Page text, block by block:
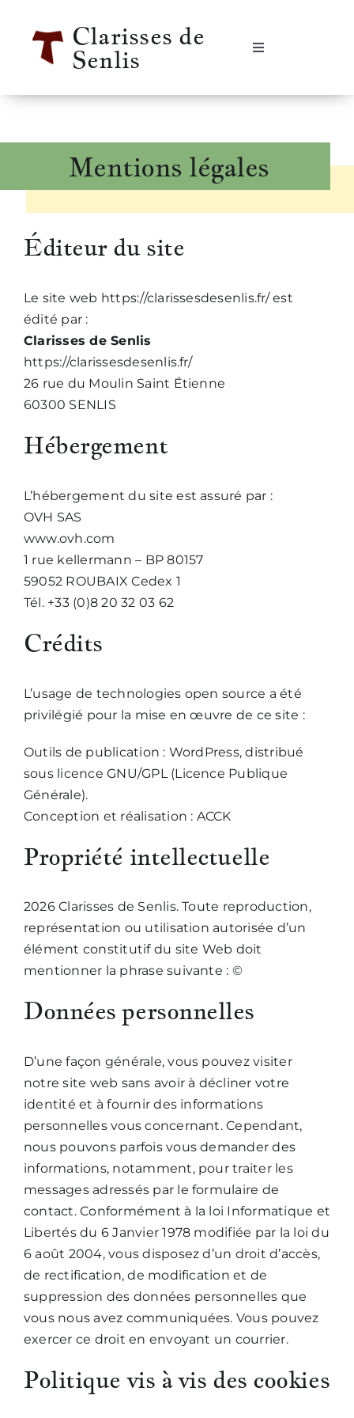
contenu
Clarisses de
Senlis
Navigation
Se rencontrer
Qui sommes-nous ?
Notre vie
Notre histoire
Informations pratiques
Nous écrire
Mentions légales
Éditeur du site
Le site web https://clarissesdesenlis.fr/ est
édité par :
Clarisses de Senlis
https://clarissesdesenlis.fr/
26 rue du Moulin Saint Étienne
60300 SENLIS
Hébergement
L’hébergement du site est assuré par :
OVH SAS
www.ovh.com
1 rue kellermann – BP 80157
59052 ROUBAIX Cedex 1
Tél. +33 (0)8 20 32 03 62
Crédits
L’usage de technologies open source a été
privilégié pour la mise en œuvre de ce site :
Outils de publication : WordPress, distribué
sous licence GNU/GPL (Licence Publique
Générale).
Conception et réalisation : ACCK
Propriété intellectuelle
2026 Clarisses de Senlis. Toute reproduction,
représentation ou utilisation autorisée d’un
élément constitutif du site Web doit
mentionner la phrase suivante : ©
Données personnelles
D’une façon générale, vous pouvez visiter
notre site web sans avoir à décliner votre
identité et à fournir des informations
personnelles vous concernant. Cependant,
nous pouvons parfois vous demander des
informations, notamment, pour traiter les
messages adressés par le formulaire de
contact. Conformément à la loi Informatique et
Libertés du 6 Janvier 1978 modifiée par la loi du
6 août 2004, vous disposez d’un droit d’accès,
de rectification, de modification et de
suppression des données personnelles que
vous nous avez communiquées. Vous pouvez
exercer ce droit en envoyant un courrier.
Politique vis à vis des cookies